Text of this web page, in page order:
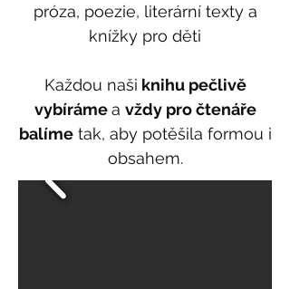
próza, poezie, literární texty a
knížky pro děti
Každou naši knihu pečlivě
vybírámea vždy pro čtenáře
balímetak, aby potěšila formou i
obsahem.